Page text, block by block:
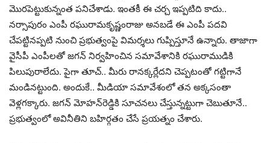
మొర‌పెట్టుకున్నంత ప‌నిచేశాడు. ఇంత‌కీ ఈ చ‌ర్చ ఇప్ప‌టిది కాదు..
న‌ర్సాపురం ఎంపీ ర‌ఘురామ‌కృష్ణంరాజు అన‌బడే ఈ ఎంపీ ప‌ద‌వి
చేప‌ట్టిన‌ప్ప‌టి నుంచి ప్ర‌భుత్వంపై విమ‌ర్శ‌లు గుప్పిస్తూనే ఉన్నారు. తాజాగా
వైసీపీ ఎంపీల‌తో జ‌గ‌న్ నిర్వ‌హించిన స‌మావేశానికి ర‌ఘురాముడికి
పిలుపురాలేదు. పైగా తూచ్‌.. మీరు రానక్క‌ర్లేద‌ని చెప్ప‌టంతో గ‌ట్టిగానే
మండిన‌ట్టుంది. అందుకే.. మీడియా స‌మావేశంలో త‌న అక్క‌సంతా
వెళ్ల‌గ‌క్కారు. జ‌గ‌న్ మోహ‌న్‌రెడ్డికి సూచ‌న‌లు చేస్తున్న‌ట్టుగా చెబుతూనే..
ప్ర‌భుత్వంలో అవినీతిని బ‌హిర్గ‌తం చేసే ప్ర‌య‌త్నం చేశారు.